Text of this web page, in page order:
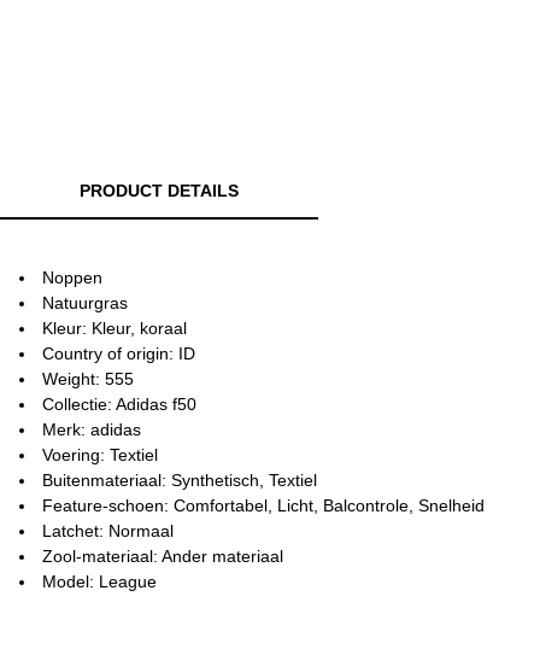
PRODUCT DETAILS
Noppen
Natuurgras
Kleur: Kleur, koraal
Country of origin: ID
Weight: 555
Collectie: Adidas f50
Merk: adidas
Voering: Textiel
Buitenmateriaal: Synthetisch, Textiel
Feature-schoen: Comfortabel, Licht, Balcontrole, Snelheid
Latchet: Normaal
Zool-materiaal: Ander materiaal
Model: League